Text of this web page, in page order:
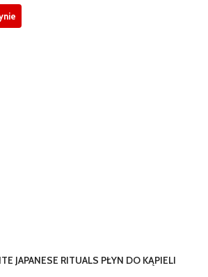
JAPANESE RITUALS PŁYN DO KĄPIELI